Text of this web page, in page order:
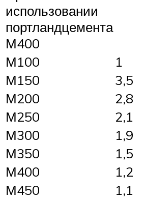
использовании
портландцемента
М400
М100
1
М150
3,5
М200
2,8
М250
2,1
М300
1,9
М350
1,5
М400
1,2
М450
1,1